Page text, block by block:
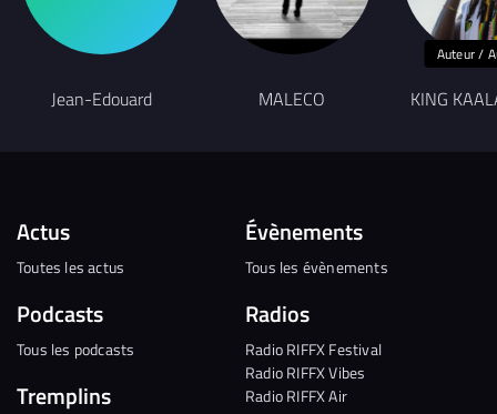
Jean-Edouard MALECO
Auteur /
KING
Actus
Toutes les actus
Podcasts
Tous les podcasts
Tremplins
Évènements
Tous les évènements
Radios
Radio RIFFX Festival
Radio RIFFX Vibes
Radio RIFFX Air